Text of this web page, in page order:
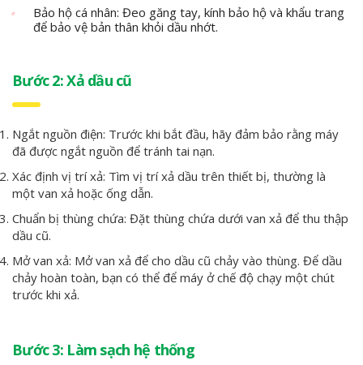
Bảo hộ cá nhân: Đeo găng tay, kính bảo hộ và khẩu trang
để bảo vệ bản thân khỏi dầu nhớt.
Bước 2: Xả dầu cũ
Ngắt nguồn điện: Trước khi bắt đầu, hãy đảm bảo rằng máy
đã được ngắt nguồn để tránh tai nạn.
Xác định vị trí xả: Tìm vị trí xả dầu trên thiết bị, thường là
một van xả hoặc ống dẫn.
Chuẩn bị thùng chứa: Đặt thùng chứa dưới van xả để thu thập
dầu cũ.
Mở van xả: Mở van xả để cho dầu cũ chảy vào thùng. Để dầu
chảy hoàn toàn, bạn có thể để máy ở chế độ chạy một chút
trước khi xả.
Bước 3: Làm sạch hệ thống